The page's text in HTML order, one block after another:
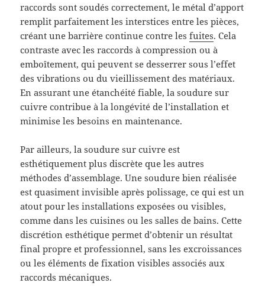
raccords sont soudés correctement, le métal d’apport
remplit parfaitement les interstices entre les pièces,
créant une barrière continue contre lesfuites. Cela
contraste avec les raccords à compression ou à
emboîtement, qui peuvent se desserrer sous l’effet
des vibrations ou du vieillissement des matériaux.
En assurant une étanchéité fiable, la soudure sur
cuivre contribue à la longévité de l’installation et
minimise les besoins en maintenance.
Par ailleurs, la soudure sur cuivre est
esthétiquement plus discrète que les autres
méthodes d’assemblage. Une soudure bien réalisée
est quasiment invisible après polissage, ce qui est un
atout pour les installations exposées ou visibles,
comme dans les cuisines ou les salles de bains. Cette
discrétion esthétique permet d’obtenir un résultat
final propre et professionnel, sans les excroissances
ou les éléments de fixation visibles associés aux
raccords mécaniques.